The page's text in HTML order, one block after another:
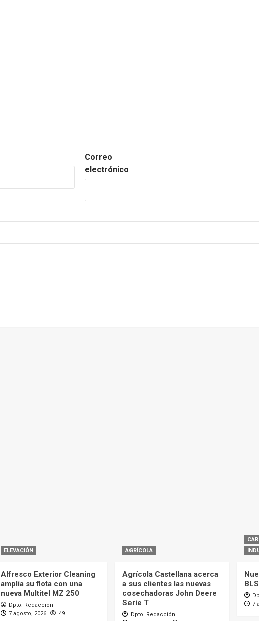
Correo
electrónico
ELEVACIÓN
Alfresco Exterior Cleaning
amplía su flota con una
nueva Multitel MZ 250
Dpto. Redacción
7 agosto, 2026
49
AGRÍCOLA
Agrícola Castellana acerca
a sus clientes las nuevas
cosechadoras John Deere
Serie T
Dpto. Redacción
7